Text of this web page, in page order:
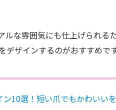
な雰囲気にも仕上げられるた
ザインするのがおすすめです
10選！短い爪でもかわいい